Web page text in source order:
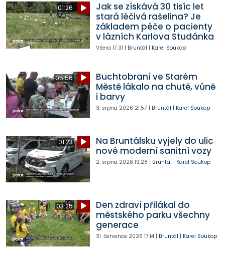
01:26
Jak se získává 30 tisíc let
stará léčivá rašelina? Je
základem péče o pacienty
v lázních Karlova Studánka
Včera 17:31 | Bruntál | Karel Soukop
05:56
Buchtobraní ve Starém
Městě lákalo na chutě, vůně
i barvy
3. srpna 2026 21:57 | Bruntál | Karel Soukop
01:23
Na Bruntálsku vyjely do ulic
nové moderní sanitní vozy
2. srpna 2026 19:28 | Bruntál | Karel Soukop
03:25
Den zdraví přilákal do
městského parku všechny
generace
31. července 2026 17:14| Bruntál | Karel Soukop